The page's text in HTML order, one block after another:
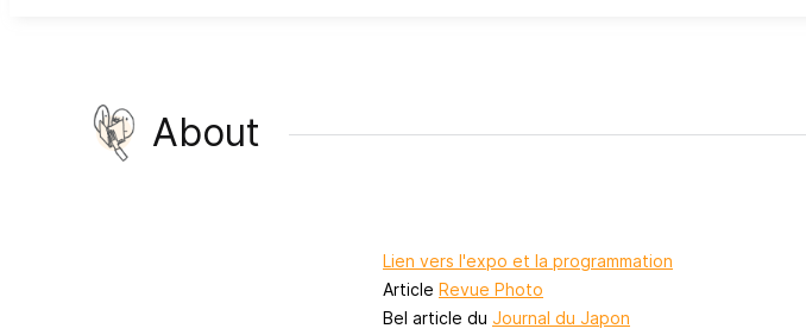
About
Lien vers l'expo et la programmation
Article Revue Photo
Bel article du Journal du Japon